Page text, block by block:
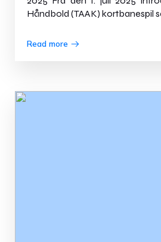
Håndbold (TAAK) kortbanespil
Read more